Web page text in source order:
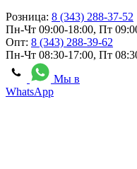
Розница: 8 (343) 288-37-52
Пн-Чт 09:00-18:00, Пт
Опт: 8 (343) 288-39-62
Пн-Чт 08:30-17:00, Пт
Мы в
WhatsApp